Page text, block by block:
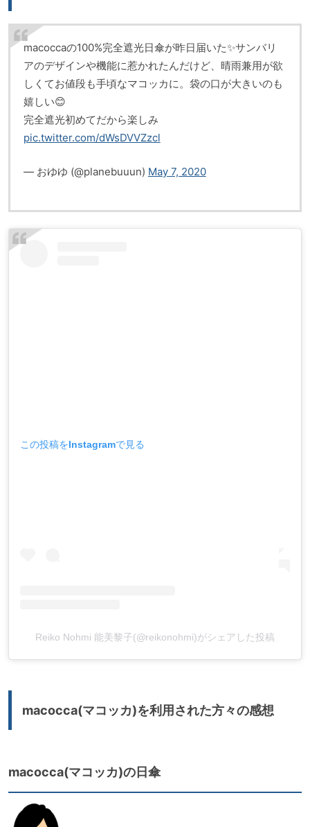
macoccaの100%完全遮光日傘が昨日届いた✨サンバリ
アのデザインや機能に惹かれたんだけど、晴雨兼用が欲
しくてお値段も手頃なマコッカに。袋の口が大きいのも
嬉しい😊
完全遮光初めてだから楽しみ
pic.twitter.com/dWsDVVZzcl
— おゆゆ (@planebuuun) May 7, 2020
この投稿をInstagramで見る
Reiko Nohmi 能美黎子(@reikonohmi)がシェアした投稿
macocca(マコッカ)を利用された方々の感想
macocca(マコッカ)の日傘